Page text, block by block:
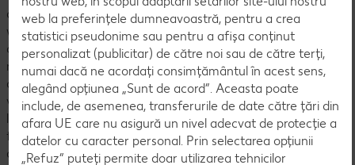
cadrul solicitărilor transmise prin intermediul acestei pagini
web sau prin e-mail vor fi șterse, respectiv anonimizate în
decursul a cel mult 90 de zile de la data transmiterii
răspunsului final către tine. Păstrarea pentru 90 de zile se
datorează faptului că, după transmiterea unui răspuns, mulți
vizitatori ai paginii web ne mai contactează încă o dată în
legătură cu același subiect, caz în care noi trebuie să putem
face referire la corespondența anterioară. Din experiență s-a
constatat faptul că, de regulă, după acest interval de timp nu
web la preferințele dumneavoastră, pentru a crea
statistici pseudonime sau pentru a afișa conținut
personalizat (publicitar) de către noi sau de către terți,
numai dacă ne acordați consimțământul în acest sens,
alegând opțiunea „Sunt de acord”. Aceasta poate
include, de asemenea, transferurile de date către țări din
afara UE care nu asigură un nivel adecvat de protecție a
datelor cu caracter personal. Prin selectarea opțiunii
„Refuz” puteți permite doar utilizarea tehnicilor